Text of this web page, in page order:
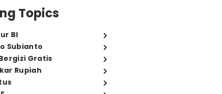
Topics
BI
Subianto
Gratis
Rupiah